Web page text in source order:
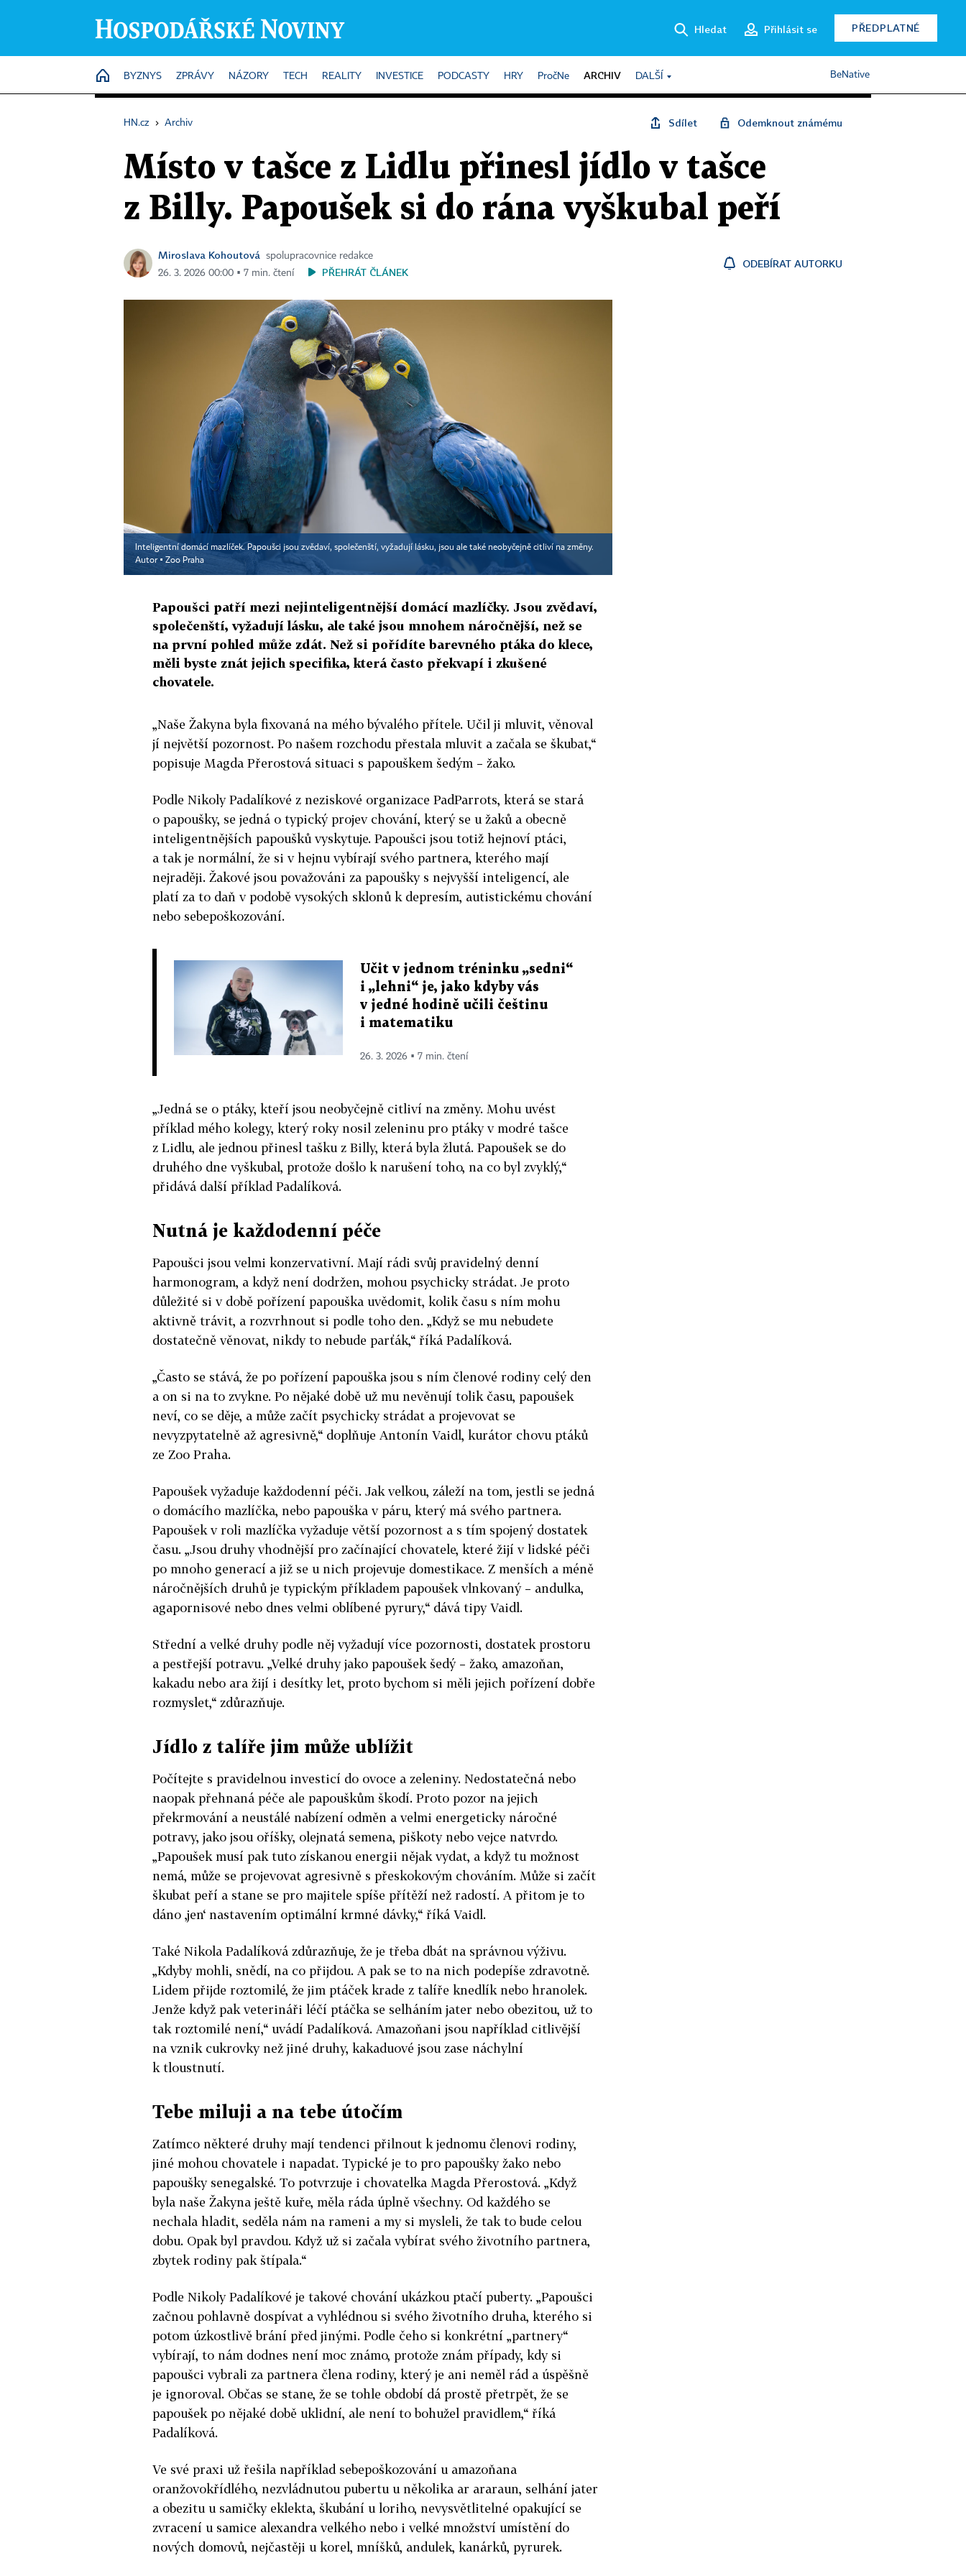
Hledat Přihlásit se PŘEDPLATNÉ
HOME
BYZNYS ZPRÁVY NÁZORY TECH REALITY INVESTICE PODCASTY HRY PročNe ARCHIV DALŠÍ BeNative
HN.cz › Archiv Sdílet Odemknout známému
Místo v tašce z Lidlu přinesl jídlo v tašce
z Billy. Papoušek si do rána vyškubal peří
Miroslava Kohoutová
spolupracovnice redakce
26. 3. 2026 00:00 ▪ 7 min. čtení
PŘEHRÁT ČLÁNEK
ODEBÍRAT AUTORKU
Inteligentní domácí mazlíček. Papoušci jsou zvědaví, společenští, vyžadují lásku, jsou ale také neobyčejně citliví na změny.
Autor ▪ Zoo Praha
Papoušci patří mezi nejinteligentnější domácí mazlíčky. Jsou zvědaví,
společenští, vyžadují lásku, ale také jsou mnohem náročnější, než se
na první pohled může zdát. Než si pořídíte barevného ptáka do klece,
měli byste znát jejich specifika, která často překvapí i zkušené
chovatele.
„Naše Žakyna byla fixovaná na mého bývalého přítele. Učil ji mluvit, věnoval
jí největší pozornost. Po našem rozchodu přestala mluvit a začala se škubat,“
popisuje Magda Přerostová situaci s papouškem šedým – žako.
Podle Nikoly Padalíkové z neziskové organizace PadParrots, která se stará
o papoušky, se jedná o typický projev chování, který se u žaků a obecně
inteligentnějších papoušků vyskytuje. Papoušci jsou totiž hejnoví ptáci,
a tak je normální, že si v hejnu vybírají svého partnera, kterého mají
nejraději. Žakové jsou považováni za papoušky s nejvyšší inteligencí, ale
platí za to daň v podobě vysokých sklonů k depresím, autistickému chování
nebo sebepoškozování.
Učit v jednom tréninku „sedni“
i „lehni“ je, jako kdyby vás
v jedné hodině učili češtinu
i matematiku
26. 3. 2026 ▪ 7 min. čtení
„Jedná se o ptáky, kteří jsou neobyčejně citliví na změny. Mohu uvést
příklad mého kolegy, který roky nosil zeleninu pro ptáky v modré tašce
z Lidlu, ale jednou přinesl tašku z Billy, která byla žlutá. Papoušek se do
druhého dne vyškubal, protože došlo k narušení toho, na co byl zvyklý,“
přidává další příklad Padalíková.
Nutná je každodenní péče
Papoušci jsou velmi konzervativní. Mají rádi svůj pravidelný denní
harmonogram, a když není dodržen, mohou psychicky strádat. Je proto
důležité si v době pořízení papouška uvědomit, kolik času s ním mohu
aktivně trávit, a rozvrhnout si podle toho den. „Když se mu nebudete
dostatečně věnovat, nikdy to nebude parťák,“ říká Padalíková.
„Často se stává, že po pořízení papouška jsou s ním členové rodiny celý den
a on si na to zvykne. Po nějaké době už mu nevěnují tolik času, papoušek
neví, co se děje, a může začít psychicky strádat a projevovat se
nevyzpytatelně až agresivně,“ doplňuje Antonín Vaidl, kurátor chovu ptáků
ze Zoo Praha.
Papoušek vyžaduje každodenní péči. Jak velkou, záleží na tom, jestli se jedná
o domácího mazlíčka, nebo papouška v páru, který má svého partnera.
Papoušek v roli mazlíčka vyžaduje větší pozornost a s tím spojený dostatek
času. „Jsou druhy vhodnější pro začínající chovatele, které žijí v lidské péči
po mnoho generací a již se u nich projevuje domestikace. Z menších a méně
náročnějších druhů je typickým příkladem papoušek vlnkovaný – andulka,
agapornisové nebo dnes velmi oblíbené pyrury,“ dává tipy Vaidl.
Střední a velké druhy podle něj vyžadují více pozornosti, dostatek prostoru
a pestřejší potravu. „Velké druhy jako papoušek šedý – žako, amazoňan,
kakadu nebo ara žijí i desítky let, proto bychom si měli jejich pořízení dobře
rozmyslet,“ zdůrazňuje.
Jídlo z talíře jim může ublížit
Počítejte s pravidelnou investicí do ovoce a zeleniny. Nedostatečná nebo
naopak přehnaná péče ale papouškům škodí. Proto pozor na jejich
překrmování a neustálé nabízení odměn a velmi energeticky náročné
potravy, jako jsou oříšky, olejnatá semena, piškoty nebo vejce natvrdo.
„Papoušek musí pak tuto získanou energii nějak vydat, a když tu možnost
nemá, může se projevovat agresivně s přeskokovým chováním. Může si začít
škubat peří a stane se pro majitele spíše přítěží než radostí. A přitom je to
dáno ‚jen‘ nastavením optimální krmné dávky,“ říká Vaidl.
Také Nikola Padalíková zdůrazňuje, že je třeba dbát na správnou výživu.
„Kdyby mohli, snědí, na co přijdou. A pak se to na nich podepíše zdravotně.
Lidem přijde roztomilé, že jim ptáček krade z talíře knedlík nebo hranolek.
Jenže když pak veterináři léčí ptáčka se selháním jater nebo obezitou, už to
tak roztomilé není,“ uvádí Padalíková. Amazoňani jsou například citlivější
na vznik cukrovky než jiné druhy, kakaduové jsou zase náchylní
k tloustnutí.
Tebe miluji a na tebe útočím
Zatímco některé druhy mají tendenci přilnout k jednomu členovi rodiny,
jiné mohou chovatele i napadat. Typické je to pro papoušky žako nebo
papoušky senegalské. To potvrzuje i chovatelka Magda Přerostová. „Když
byla naše Žakyna ještě kuře, měla ráda úplně všechny. Od každého se
nechala hladit, seděla nám na rameni a my si mysleli, že tak to bude celou
dobu. Opak byl pravdou. Když už si začala vybírat svého životního partnera,
zbytek rodiny pak štípala.“
Podle Nikoly Padalíkové je takové chování ukázkou ptačí puberty. „Papoušci
začnou pohlavně dospívat a vyhlédnou si svého životního druha, kterého si
potom úzkostlivě brání před jinými. Podle čeho si konkrétní „partnery“
vybírají, to nám dodnes není moc známo, protože znám případy, kdy si
papoušci vybrali za partnera člena rodiny, který je ani neměl rád a úspěšně
je ignoroval. Občas se stane, že se tohle období dá prostě přetrpět, že se
papoušek po nějaké době uklidní, ale není to bohužel pravidlem,“ říká
Padalíková.
Ve své praxi už řešila například sebepoškozování u amazoňana
oranžovokřídlého, nezvládnutou pubertu u několika ar araraun, selhání jater
a obezitu u samičky eklekta, škubání u loriho, nevysvětlitelné opakující se
zvracení u samice alexandra velkého nebo i velké množství umístění do
nových domovů, nejčastěji u korel, mníšků, andulek, kanárků, pyrurek.